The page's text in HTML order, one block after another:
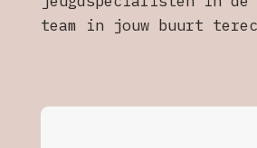
team in jouw buurt